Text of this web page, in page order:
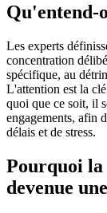
Qu'entend-
Les experts
concentration
spécifique, au
L'attention est la
quoi que ce soit, il
engagements, afin
délais et de stress.
Pourquoi la
devenue